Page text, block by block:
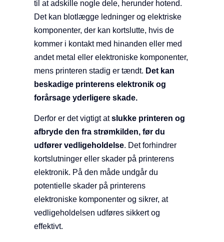
til at adskille nogle dele, herunder hotend.
Det kan blotlægge ledninger og elektriske
komponenter, der kan kortslutte, hvis de
kommer i kontakt med hinanden eller med
andet metal eller elektroniske komponenter,
mens printeren stadig er tændt. Det kan
beskadige printerens elektronik og
forårsage yderligere skade.
Derfor er det vigtigt atslukke printeren og
afbryde den fra strømkilden, før du
udfører vedligeholdelse. Det forhindrer
kortslutninger eller skader på printerens
elektronik. På den måde undgår du
potentielle skader på printerens
elektroniske komponenter og sikrer, at
vedligeholdelsen udføres sikkert og
effektivt.